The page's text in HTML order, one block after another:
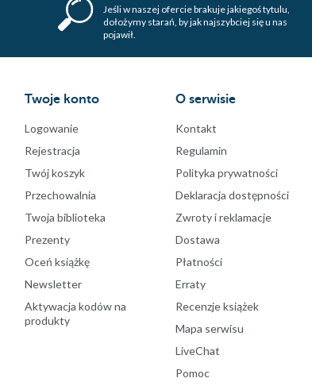
Jeśli w naszej ofercie brakuje jakiegoś tytulu,
dołożymy starań, by jak najszybciej się u nas
pojawił.
Twoje konto
Logowanie
Rejestracja
Twój koszyk
Przechowalnia
Twoja biblioteka
Prezenty
Oceń książkę
Newsletter
Aktywacja kodów na
produkty
O serwisie
Kontakt
Regulamin
Polityka prywatności
Deklaracja dostępności
Zwroty i reklamacje
Dostawa
Płatności
Erraty
Recenzje książek
Mapa serwisu
LiveChat
Pomoc